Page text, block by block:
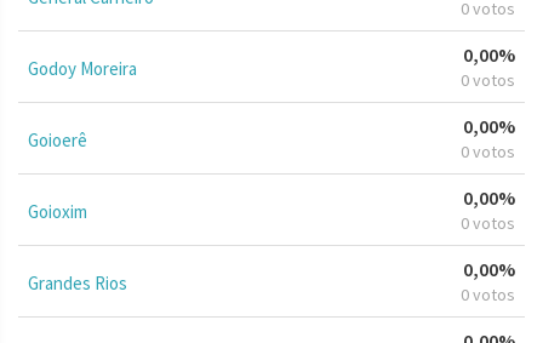
0 votos
Godoy Moreira
0,00%
0 votos
Goioerê
0,00%
0 votos
Goioxim
0,00%
0 votos
Grandes Rios
0,00%
0 votos